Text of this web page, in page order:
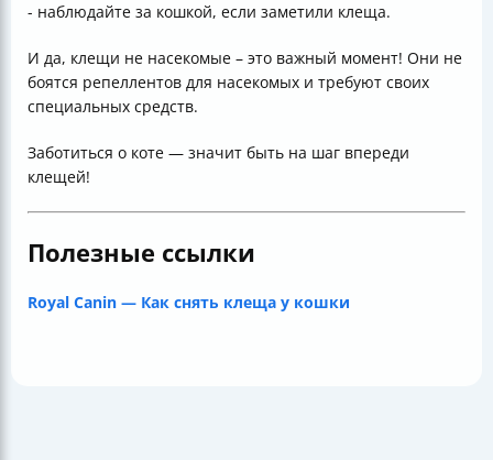
- наблюдайте за кошкой, если заметили клеща.
И да, клещи не насекомые – это важный момент! Они не
боятся репеллентов для насекомых и требуют своих
специальных средств.
Заботиться о коте — значит быть на шаг впереди
клещей!
Полезные ссылки
Royal Canin — Как снять клеща у кошки